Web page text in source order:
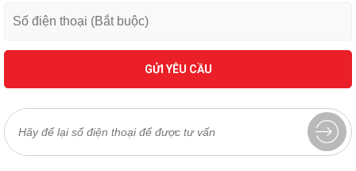
GỬI YÊU CẦU